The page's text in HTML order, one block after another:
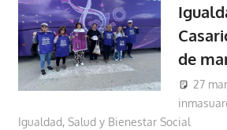
de
27
Igualdad, Salud y Bienestar Social